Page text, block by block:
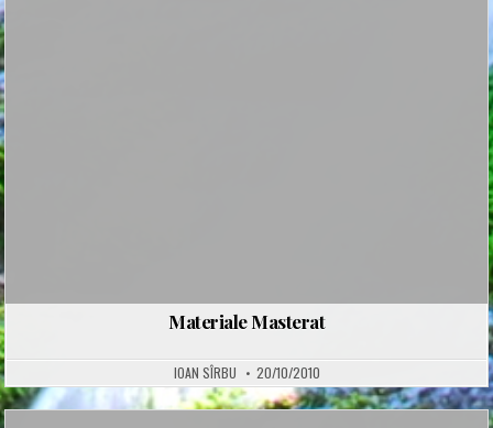
Materiale Masterat
IOAN SÎRBU 20/10/2010